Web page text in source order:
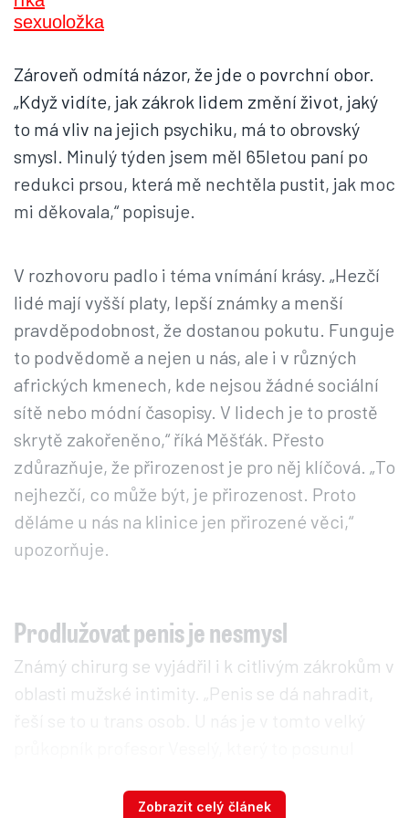
Zároveň odmítá názor, že jde o povrchní obor.
„Když vidíte, jak zákrok lidem změní život, jaký
to má vliv na jejich psychiku, má to obrovský
smysl. Minulý týden jsem měl 65letou paní po
redukci prsou, která mě nechtěla pustit, jak moc
mi děkovala,“ popisuje.
V rozhovoru padlo i téma vnímání krásy. „Hezčí
lidé mají vyšší platy, lepší známky a menší
pravděpodobnost, že dostanou pokutu. Funguje
to podvědomě a nejen u nás, ale i v různých
afrických kmenech, kde nejsou žádné sociální
sítě nebo módní časopisy. V lidech je to prostě
skrytě zakořeněno,“ říká Měšťák. Přesto
zdůrazňuje, že přirozenost je pro něj klíčová. „To
nejhezčí, co může být, je přirozenost. Proto
děláme u nás na klinice jen přirozené věci,“
upozorňuje.
Prodlužovat penis je nesmysl
Známý chirurg se vyjádřil i k citlivým zákrokům v
oblasti mužské intimity. „Penis se dá nahradit,
zádového svalu a dotáhnul to až tak, že je pak
Zobrazit celý článek